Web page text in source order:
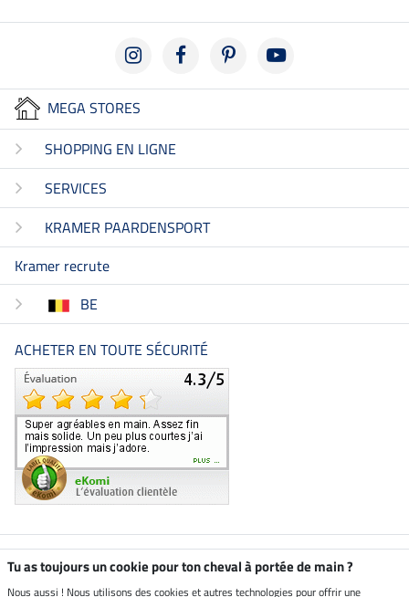
MEGA STORES
SHOPPING EN LIGNE
SERVICES
KRAMER PAARDENSPORT
Kramer recrute
BE
ACHETER EN TOUTE SÉCURITÉ
Boutique climatiquement
Tu as toujours un cookie pour ton cheval à portée de main ?
Nous aussi ! Nous utilisons des cookies et autres technologies pour offrir une